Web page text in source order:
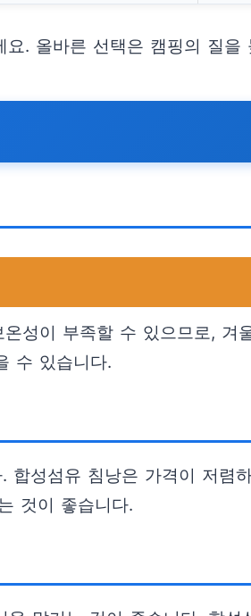
. 올바른 선택은 캠핑의 질을
성이 부족할 수 있으므로, 겨
수 있습니다.
성섬유 침낭은 가격이 저렴
것이 좋습니다.